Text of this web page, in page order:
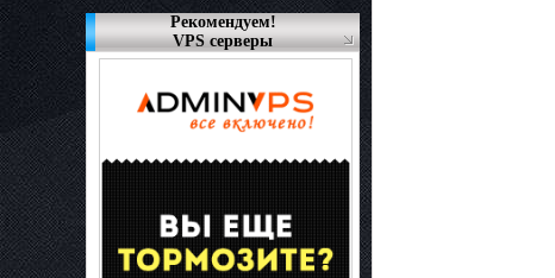
Рекомендуем!
VPS серверы